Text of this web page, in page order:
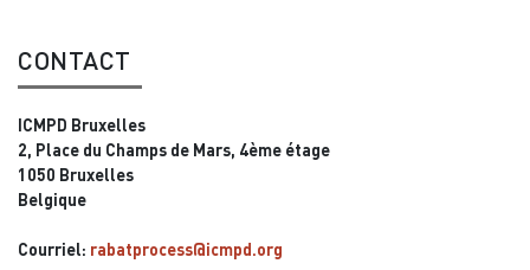
CONTACT
ICMPD Bruxelles
2, Place du Champs de Mars, 4ème étage
1050 Bruxelles
Belgique
Courriel: rabatprocess@icmpd.org